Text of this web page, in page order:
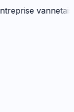
vannetaise